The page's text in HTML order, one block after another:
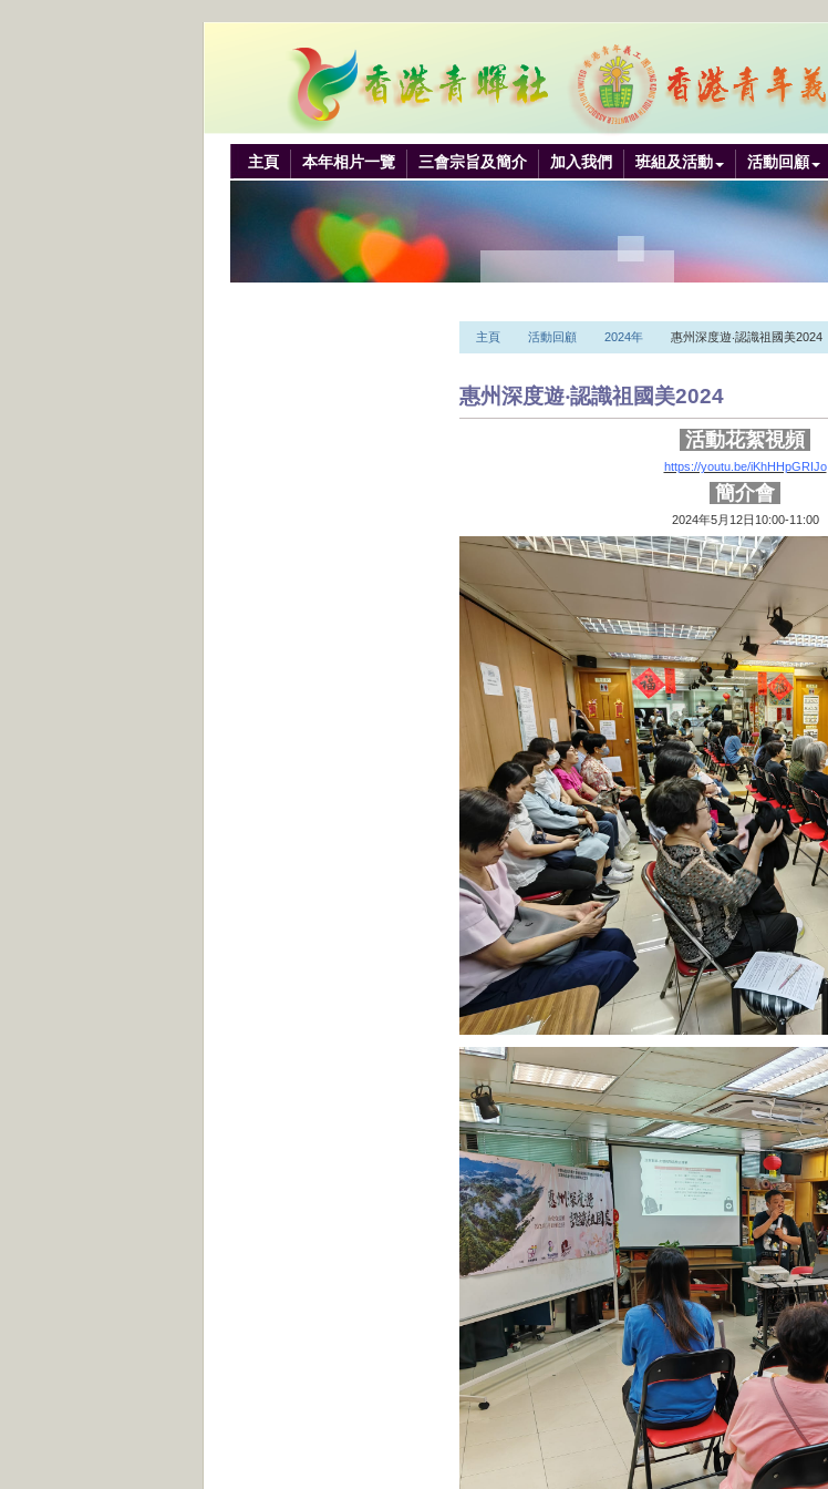
主頁 本年相片一覽 三會宗旨及簡介 加入我們 班組及活動 活動回顧
主頁 活動回顧 2024年 惠州深度遊‧認識祖國美2024
惠州深度遊‧認識祖國美2024
活動花絮視頻
https://youtu.be/iKhHHpGRIJo
簡介會
2024年5月12日10:00-11:00